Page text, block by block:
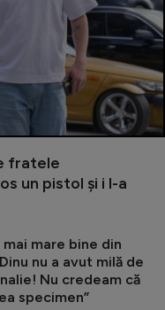
fratele
un pistol și i l-a
mare bine din
nu a avut milă de
Nu credeam că
specimen”